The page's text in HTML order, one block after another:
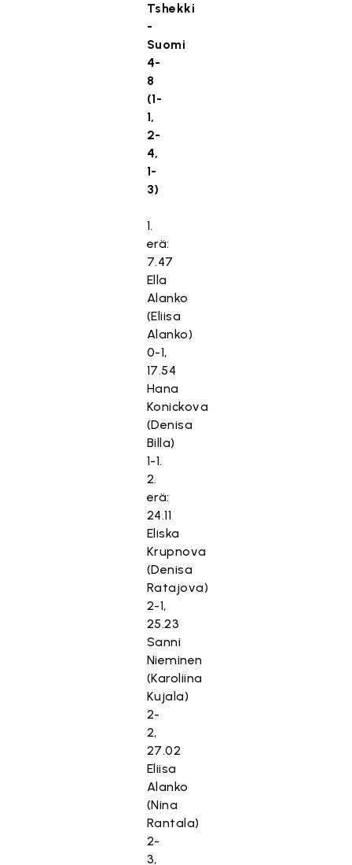
Tshekki
-
Suomi
4-
8
(1-
1,
2-
4,
1-
3)
1.
erä:
7.47
Ella
Alanko
(Eliisa
Alanko)
0-1,
17.54
Hana
Konickova
(Denisa
Billa)
1-1.
2.
erä:
24.11
Eliska
Krupnova
(Denisa
Ratajova)
2-1,
25.23
Sanni
Nieminen
(Karoliina
Kujala)
2-
2,
27.02
Eliisa
Alanko
(Nina
Rantala)
2-
3,